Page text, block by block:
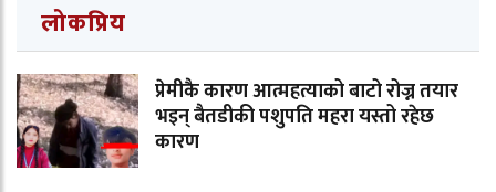
लोकप्रिय
प्रेमीकै कारण आत्महत्याको बाटो रोज्न तयार
भइन् बैतडीकी पशुपति महरा यस्तो रहेछ
कारण